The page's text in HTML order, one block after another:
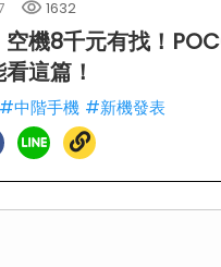
1632
空機8千元有找！
這篇！
#中階手機 #新機發表